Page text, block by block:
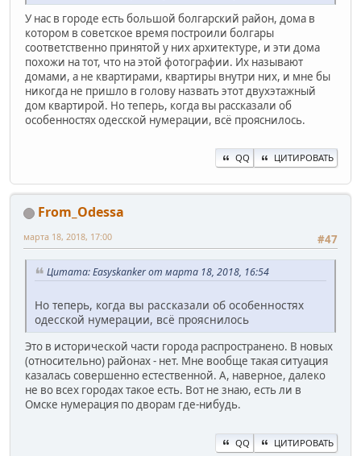
У нас в городе есть большой болгарский район, дома в
котором в советское время построили болгары
соответственно принятой у них архитектуре, и эти дома
похожи на тот, что на этой фотографии. Их называют
домами, а не квартирами, квартиры внутри них, и мне бы
никогда не пришло в голову назвать этот двухэтажный
дом квартирой. Но теперь, когда вы рассказали об
особенностях одесской нумерации, всё прояснилось.
QQ ЦИТИРОВАТЬ
From_Odessa
#47
марта 18, 2018, 17:00
Цитата: Easyskanker от марта 18, 2018, 16:54
Но теперь, когда вы рассказали об особенностях
одесской нумерации, всё прояснилось
Это в исторической части города распространено. В новых
(относительно) районах - нет. Мне вообще такая ситуация
казалась совершенно естественной. А, наверное, далеко
не во всех городах такое есть. Вот не знаю, есть ли в
Омске нумерация по дворам где-нибудь.
QQ ЦИТИРОВАТЬ